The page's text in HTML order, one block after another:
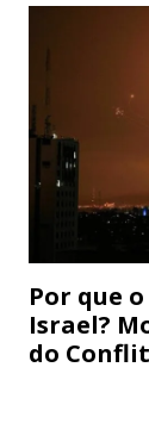
Por que
Israel?
do